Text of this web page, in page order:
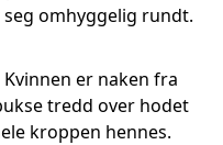
omhyggelig rundt.
er naken fra
tredd over hodet
kroppen hennes.